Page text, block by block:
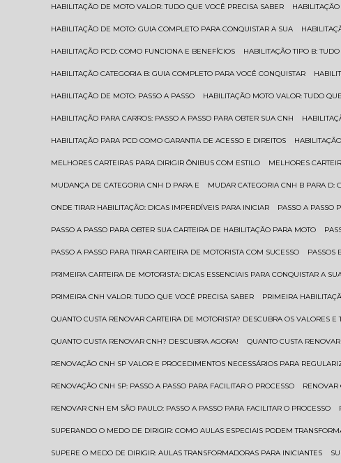
HABILITAÇÃO DE MOTO VALOR: TUDO QUE VOCÊ PRECISA SABER
HABILITAÇÃO DE MOTO: GUIA COMPLETO PARA CONQUISTAR A SUA
HABILITAÇÃO PCD: COMO FUNCIONA E BENEFÍCIOS HABILITAÇÃO TIPO B:
HABILITAÇÃO CATEGORIA B: GUIA COMPLETO PARA VOCÊ CONQUISTAR
HABILITAÇÃO DE MOTO: PASSO A PASSO HABILITAÇÃO MOTO VALOR: TUDO
HABILITAÇÃO PARA CARROS: PASSO A PASSO PARA OBTER SUA CNH
HABILITAÇÃO PARA PCD COMO GARANTIA DE ACESSO E DIREITOS
MELHORES CARTEIRAS PARA DIRIGIR ÔNIBUS COM ESTILO MELHORES
MUDANÇA DE CATEGORIA CNH D PARA E MUDAR CATEGORIA CNH B PARA D:
ONDE TIRAR HABILITAÇÃO: DICAS IMPERDÍVEIS PARA INICIAR PASSO A
PASSO A PASSO PARA OBTER SUA CARTEIRA DE HABILITAÇÃO PARA MOTO
PASSO A PASSO PARA TIRAR CARTEIRA DE MOTORISTA COM SUCESSO
PRIMEIRA CARTEIRA DE MOTORISTA: DICAS ESSENCIAIS PARA CONQUISTAR A
PRIMEIRA CNH VALOR: TUDO QUE VOCÊ PRECISA SABER PRIMEIRA
QUANTO CUSTA RENOVAR CARTEIRA DE MOTORISTA? DESCUBRA OS VALORES
QUANTO CUSTA RENOVAR CNH? DESCUBRA AGORA! QUANTO CUSTA
RENOVAÇÃO CNH SP VALOR E PROCEDIMENTOS NECESSÁRIOS PARA
RENOVAÇÃO CNH SP: PASSO A PASSO PARA FACILITAR O PROCESSO
RENOVAR CNH EM SÃO PAULO: PASSO A PASSO PARA FACILITAR O PROCESSO
SUPERANDO O MEDO DE DIRIGIR: COMO AULAS ESPECIAIS PODEM
SUPERE O MEDO DE DIRIGIR: AULAS TRANSFORMADORAS PARA INICIANTES